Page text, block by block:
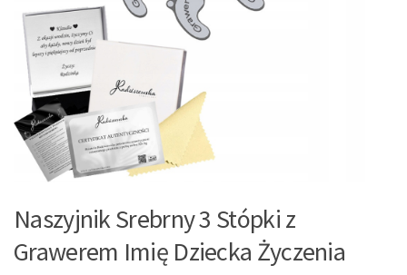
Naszyjnik Srebrny 3 Stópki z
Grawerem Imię Dziecka Życzenia